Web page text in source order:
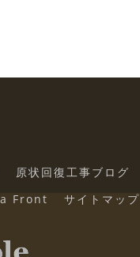
原状回復工事ブログ
Front サイトマップ